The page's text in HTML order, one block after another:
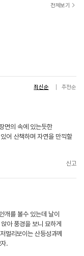
전체보기
최신순 추천순
면의 속에 있는듯한
어 산책하며 자연을 만끽할
신고
개를 볼수 있는데 날이
아 풍경을 보니 묘하게
멀리보이는 산등성과께
.